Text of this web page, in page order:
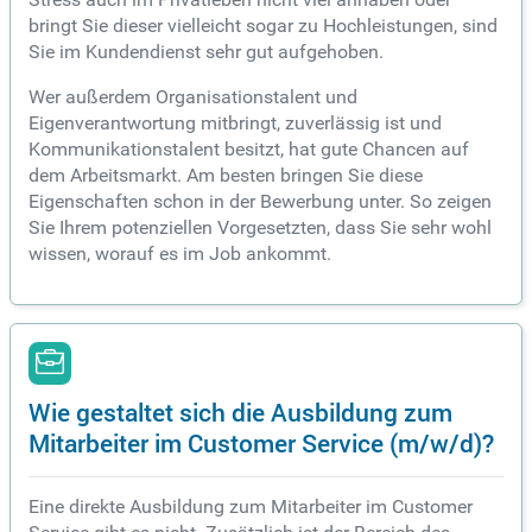
bringt Sie dieser vielleicht sogar zu Hochleistungen, sind
Sie im Kundendienst sehr gut aufgehoben.
Wer außerdem Organisationstalent und
Eigenverantwortung mitbringt, zuverlässig ist und
Kommunikationstalent besitzt, hat gute Chancen auf
dem Arbeitsmarkt. Am besten bringen Sie diese
Eigenschaften schon in der Bewerbung unter. So zeigen
Sie Ihrem potenziellen Vorgesetzten, dass Sie sehr wohl
wissen, worauf es im Job ankommt.
Wie gestaltet sich die Ausbildung zum
Mitarbeiter im Customer Service (m/w/d)?
Eine direkte Ausbildung zum Mitarbeiter im Customer